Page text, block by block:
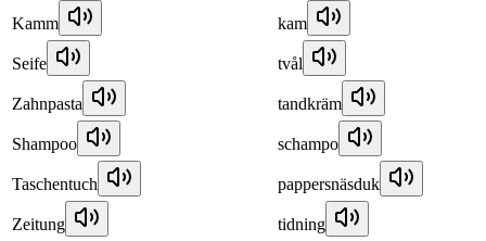
Kamm kam
Seife tvål
Zahnpasta tandkräm
Shampoo schampo
Taschentuch pappersnäsduk
Zeitung tidning